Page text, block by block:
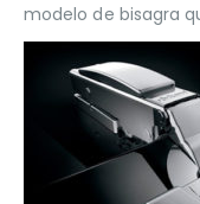
modelo de bisagra